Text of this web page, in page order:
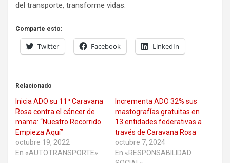
del transporte, transforme vidas.
Comparte esto:
Twitter Facebook LinkedIn
Relacionado
Inicia ADO su 11ª Caravana
Rosa contra el cáncer de
mama: “Nuestro Recorrido
Empieza Aquí”
octubre 19, 2022
En «AUTOTRANSPORTE»
Incrementa ADO 32% sus
mastografías gratuitas en
13 entidades federativas a
través de Caravana Rosa
octubre 7, 2024
En «RESPONSABILIDAD